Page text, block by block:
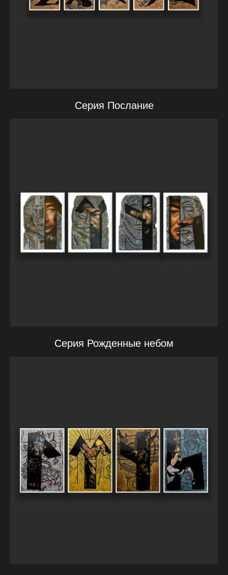
Серия Послание
Серия Рожденные небом